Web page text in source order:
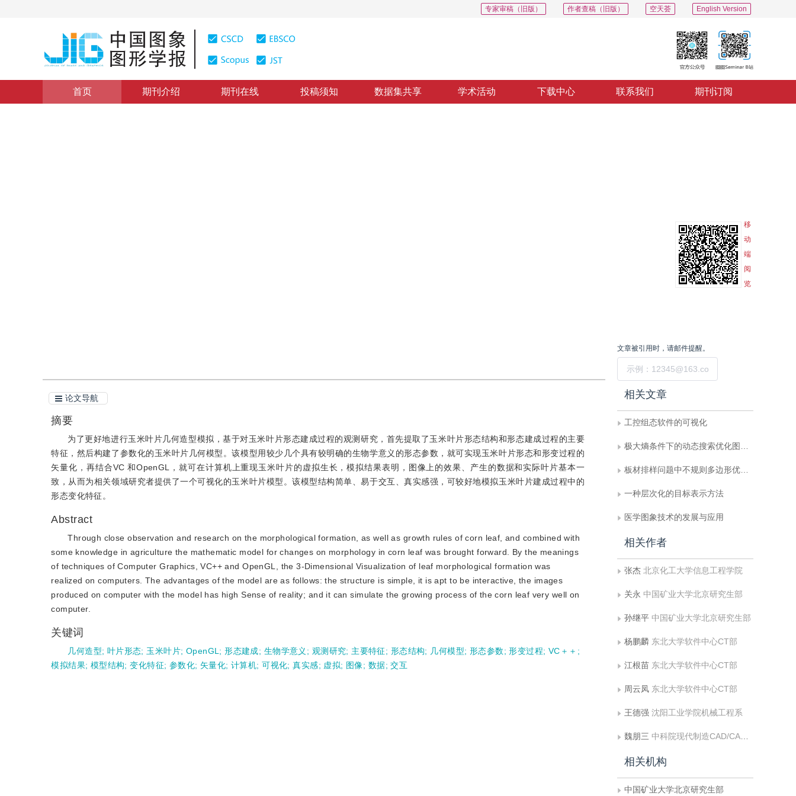
English Version
空天荟
作者查稿（旧版）
专家审稿（旧版）
首页 期刊介绍 期刊在线 投稿须知 数据集共享 学术活动 下载中心 联系我们 期刊订阅
移
动
端
阅
览
论文导航
摘要
为了更好地进行玉米叶片几何造型模拟，基于对玉米叶片形态建成过程的观测研究，首先提取了玉米叶片形态结构和形态建成过程的主要
特征，然后构建了参数化的玉米叶片几何模型。该模型用较少几个具有较明确的生物学意义的形态参数，就可实现玉米叶片形态和形变过程的
矢量化，再结合VC 和OpenGL，就可在计算机上重现玉米叶片的虚拟生长，模拟结果表明，图像上的效果、产生的数据和实际叶片基本一
致，从而为相关领域研究者提供了一个可视化的玉米叶片模型。该模型结构简单、易于交互、真实感强，可较好地模拟玉米叶片建成过程中的
形态变化特征。
Abstract
Through close observation and research on the morphological formation, as well as growth rules of corn leaf, and combined with
some knowledge in agriculture the mathematic model for changes on morphology in corn leaf was brought forward. By the meanings
of techniques of Computer Graphics, VC++ and OpenGL, the 3-Dimensional Visualization of leaf morphological formation was
realized on computers. The advantages of the model are as follows: the structure is simple, it is apt to be interactive, the images
produced on computer with the model has high Sense of reality; and it can simulate the growing process of the corn leaf very well on
computer.
关键词
几何造型; 叶片形态; 玉米叶片; OpenGL ;形态建成; 生物学意义 ; 观测研究; 主要特征; 形态结构; 几何模型; 形态参数;形变过程; VC＋＋ ;
模拟结果; 模型结构;变化特征; 参数化; 矢量化;计算机;可视化;真实感; 虚拟; 图像; 数据;交互
文章被引用时，请邮件提醒。
相关文章
工控组态软件的可视化
极大熵条件下的动态搜索优化图象重建方法
板材排样问题中不规则多边形优化组合策略研究
一种层次化的目标表示方法
医学图象技术的发展与应用
相关作者
张杰 北京化工大学信息工程学院
关永 中国矿业大学北京研究生部
孙继平 中国矿业大学北京研究生部
杨鹏麟 东北大学软件中心CT部
江根苗 东北大学软件中心CT部
周云凤 东北大学软件中心CT部
王德强 沈阳工业学院机械工程系
魏朋三 中科院现代制造CAD/CAM技术开放实验室
相关机构
中国矿业大学北京研究生部